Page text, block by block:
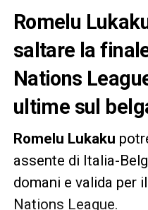
Romelu
saltare la
Nations
ultime sul
Romelu Lukaku
assente di Italia-
domani e valida per
Nations League.